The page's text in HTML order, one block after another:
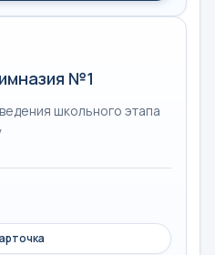
№1
школьного этапа